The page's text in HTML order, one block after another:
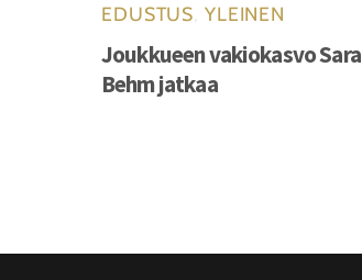
EDUSTUS YLEINEN
Joukkueen vakiokasvo Sara
Behm jatkaa